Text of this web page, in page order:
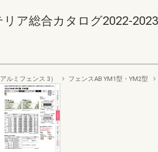
ア総合カタログ2022-
ルミフェンス 3） フェンスAB YM1型・YM2型